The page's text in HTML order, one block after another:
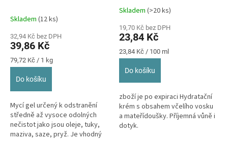
Skladem (12 ks)
32,94 Kč bez DPH
39,86 Kč
Měrná
cena:
79,72 Kč / 1 kg
Do košíku
Mycí gel určený k odstranění
středně až vysoce odolných
nečistot jako jsou oleje, tuky,
maziva, saze, pryž. Je vhodný
100ml
Průměrné
produktu
je
5,0
z
Skladem (>20 ks)
19,70 Kč bez DPH
23,84 Kč
Měrná
cena:
23,84 Kč / 100 ml
Do košíku
zboží je po expiraci Hydratační
krém s obsahem včelího vosku
a mateřídoušky. Příjemná vůně i
dotyk.